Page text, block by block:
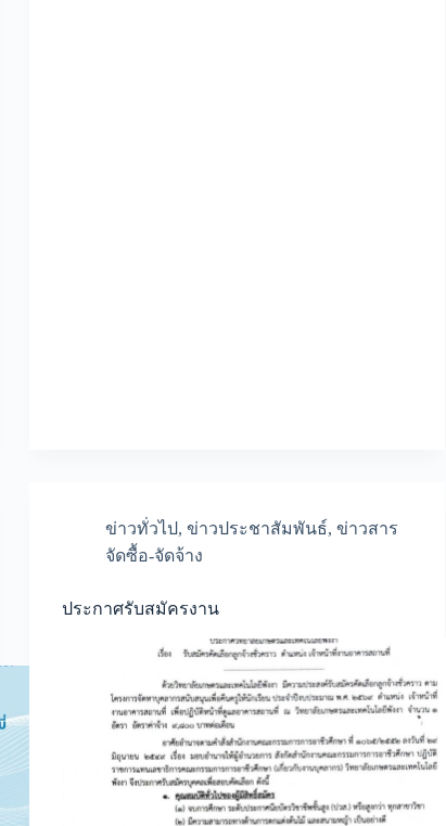
ข่าวทั่วไป,ข่าวประชาสัมพันธ์,ข่าวสาร
จัดซื้อ-จัดจ้าง
ประกาศรับสมัครงาน